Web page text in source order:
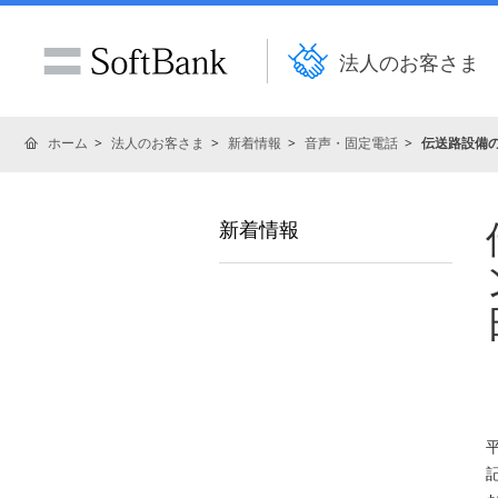
法人のお客さま
ホーム 法人のお客さま 新着情報 音声・固定電話 伝送路設備
新着情報